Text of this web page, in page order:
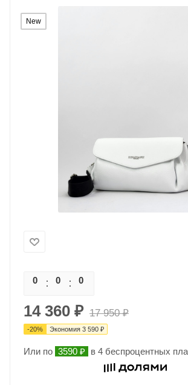
New
0 0 0
14 360 ₽ 17 950₽
-20% Экономия 3 590 ₽
Или по 3590 ₽ в 4 беспроцентных